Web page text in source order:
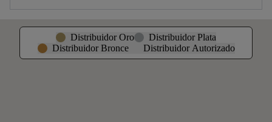
Distribuidor Oro
Distribuidor Plata
Distribuidor Bronce
Distribuidor Autorizado